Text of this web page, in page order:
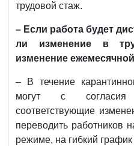
трудовой стаж.
– Если работа будет
ли изменение в
изменение
– В течение
могут с согласия
соответствующие
переводить работников
режиме, на гибкий